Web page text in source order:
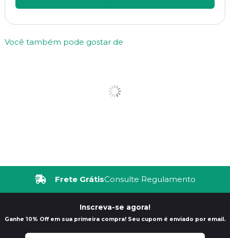
Você também pode gostar de
Frete GrátisConsulte Regulamento
Inscreva-se agora!
Ganhe 10% Off em sua primeira compra! Seu cupom é enviado por email.